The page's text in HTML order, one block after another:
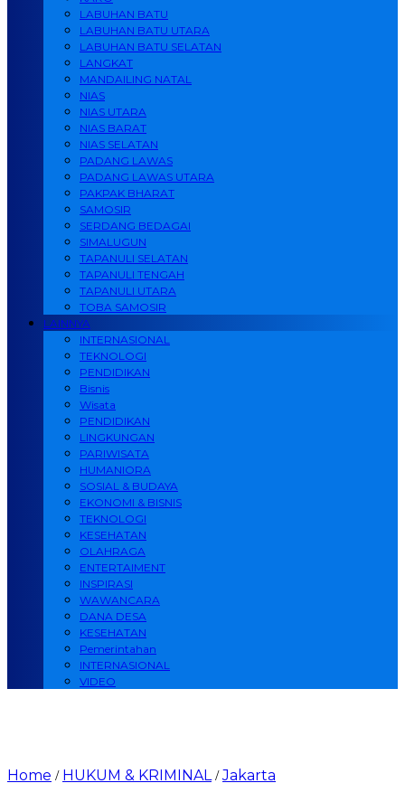
LABUHAN BATU
LABUHAN BATU UTARA
LABUHAN BATU SELATAN
LANGKAT
MANDAILING NATAL
NIAS
NIAS UTARA
NIAS BARAT
NIAS SELATAN
PADANG LAWAS
PADANG LAWAS UTARA
PAKPAK BHARAT
SAMOSIR
SERDANG BEDAGAI
SIMALUGUN
TAPANULI SELATAN
TAPANULI TENGAH
TAPANULI UTARA
TOBA SAMOSIR
LAINNYA
INTERNASIONAL
TEKNOLOGI
PENDIDIKAN
Bisnis
Wisata
PENDIDIKAN
LINGKUNGAN
PARIWISATA
HUMANIORA
SOSIAL & BUDAYA
EKONOMI & BISNIS
TEKNOLOGI
KESEHATAN
OLAHRAGA
ENTERTAIMENT
INSPIRASI
WAWANCARA
DANA DESA
KESEHATAN
Pemerintahan
INTERNASIONAL
VIDEO
Home / HUKUM & KRIMINAL /Jakarta